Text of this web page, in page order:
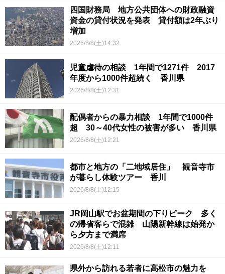
四国財務局 地方公共団体への財政融資
資金の貸付状況を発表 貸付額は2年ぶり
増加
2026/8/8(土)14:32
児童虐待の相談 1年間で1271件 2017
年度から1000件超続く 香川県
2026/8/8(土)12:31
配偶者からの暴力相談 1年間で1000件
超 30～40代女性の被害が多い 香川県
2026/8/8(土)12:21
都市と地方の「二地域居住」 観音寺市
が暮らし体験ツアー 香川
2026/8/8(土)12:15
JR岡山駅でお盆期間の下りピーク 多く
の帰省客らで混雑 山陽新幹線は始発か
ら夕方まで満席
2026/8/8(土)12:11
県外から訪れる若者に高松市の魅力を